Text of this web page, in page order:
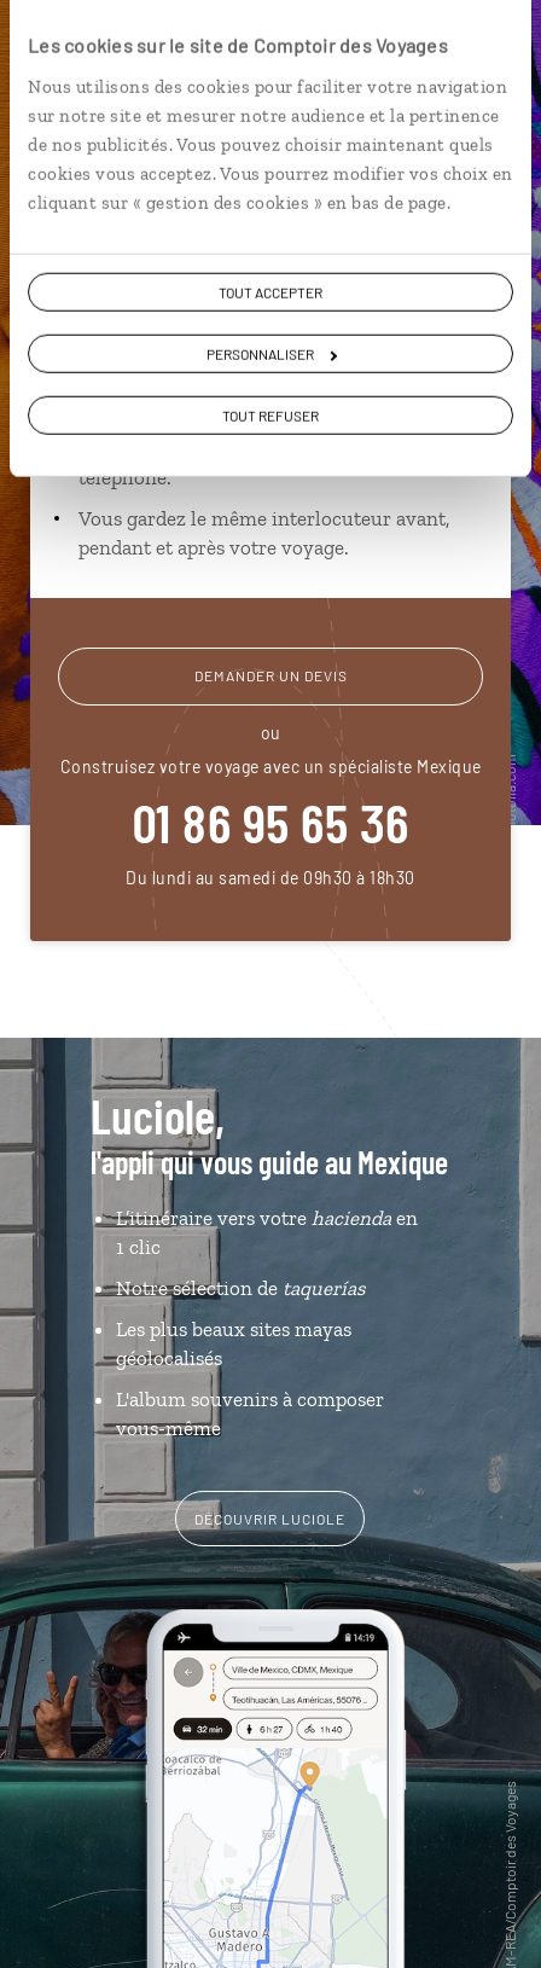
Les cookies sur le site de Comptoir des Voyages
Nous utilisons des cookies pour faciliter votre navigation
sur notre site et mesurer notre audience et la pertinence
de nos publicités. Vous pouvez choisir maintenant quels
cookies vous acceptez. Vous pourrez modifier vos choix en
cliquant sur « gestion des cookies » en bas de page.
TOUT ACCEPTER
PERSONNALISER
TOUT REFUSER
Canyon de Sumidero Cenote Chiapas
Virginie,
spécialiste Mexique
Suivez vos envies et demandez conseils à nos
Ils sauront organiser votre itinéraire au plus
près de vos envies et de la réalité du pays.
Échangez en face à face ou depuis nos studios
téléphone.
Vous gardez le même interlocuteur avant,
pendant et après votre voyage.
DEMANDER UN DEVIS
ou
Construisez votre voyage avec un spécialiste Mexique
01 86 95 65 36
Du lundi au samedi de 09h30 à 18h30
Luciole,
l'appli qui vous guide au Mexique
L’itinéraire vers votre hacienda en
1 clic
Notre sélection de taquerías
Les plus beaux sites mayas
géolocalisés
L'album souvenirs à composer
vous-même
DÉCOUVRIR LUCIOLE